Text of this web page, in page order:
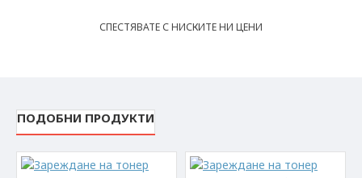
СПЕСТЯВАТЕ С НИСКИТЕ НИ ЦЕНИ
ПОДОБНИ ПРОДУКТИ